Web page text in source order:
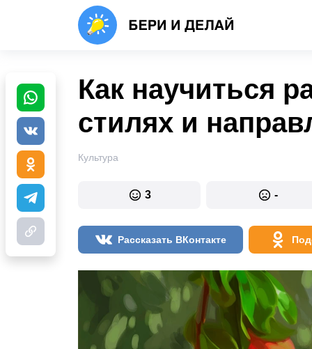
Как научиться
стилях и
Культура
3 -
Рассказать ВКонтакте